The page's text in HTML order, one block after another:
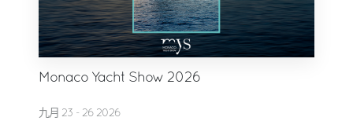
Monaco Yacht Show 2026
九月 23 - 26 2026